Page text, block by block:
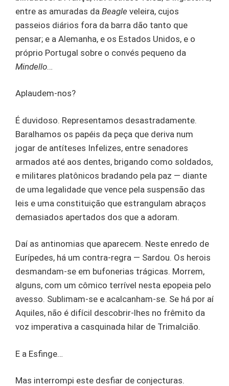
entre as amuradas da Beagle veleira, cujos
passeios diários fora da barra dão tanto que
pensar; e a Alemanha, e os Estados Unidos, e o
próprio Portugal sobre o convés pequeno da
Mindello…
Aplaudem-nos?
É duvidoso. Representamos desastradamente.
Baralhamos os papéis da peça que deriva num
jogar de antíteses Infelizes, entre senadores
armados até aos dentes, brigando como soldados,
e militares platônicos bradando pela paz — diante
de uma legalidade que vence pela suspensão das
leis e uma constituição que estrangulam abraços
demasiados apertados dos que a adoram.
Daí as antinomias que aparecem. Neste enredo de
Eurípedes, há um contra-regra — Sardou. Os herois
desmandam-se em bufonerias trágicas. Morrem,
alguns, com um cômico terrível nesta epopeia pelo
avesso. Sublimam-se e acalcanham-se. Se há por aí
Aquiles, não é difícil descobrir-lhes no frêmito da
voz imperativa a casquinada hilar de Trimalcião.
E a Esfinge…
Mas interrompi este desfiar de conjecturas.